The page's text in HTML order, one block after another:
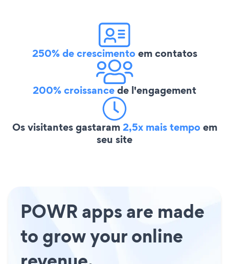
250% de crescimentoem contatos
200% croissancede l'engagement
Os visitantes gastaram2,5x mais tempoem
seu site
POWR apps are made
to grow your online